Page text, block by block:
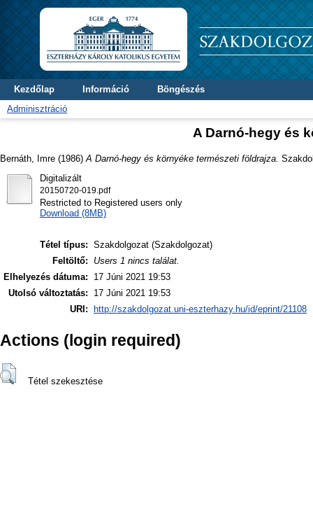
Kezdőlap Információ
Böngészés
Adminisztráció
A Darnó-hegy és
Bernáth, Imre (1986) A Darnó-hegy és környéke természeti földrajza.
Digitalizált
20150720-019.pdf
Restricted to Registered users only
Download (8MB)
Tétel típus: Szakdolgozat (Szakdolgozat)
Feltöltő:
Users 1 nincs találat.
Elhelyezés dátuma:
17 Júni 2021 19:53
Utolsó változtatás:
17 Júni 2021 19:53
URI:
http://szakdolgozat.uni-eszterhazy.hu/id/eprint/21108
Actions (login required)
Tétel szekesztése